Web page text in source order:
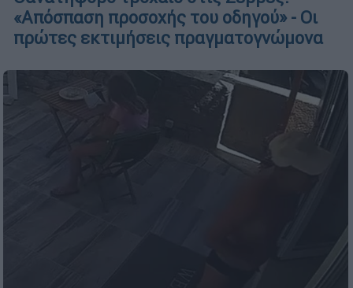
«Απόσπαση προσοχής του οδηγού» - Οι
πρώτες εκτιμήσεις πραγματογνώμονα